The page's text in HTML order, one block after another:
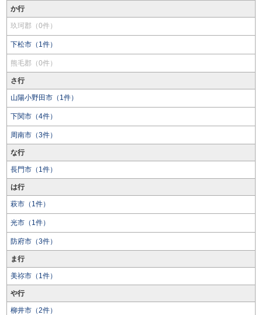
か行
玖珂郡（0件）
下松市（1件）
熊毛郡（0件）
さ行
山陽小野田市（1件）
下関市（4件）
周南市（3件）
な行
長門市（1件）
は行
萩市（1件）
光市（1件）
防府市（3件）
ま行
美祢市（1件）
や行
柳井市（2件）